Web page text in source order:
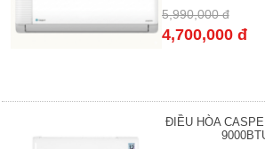
5,990,000 đ
4,700,000 đ
ĐIỀU HÒA